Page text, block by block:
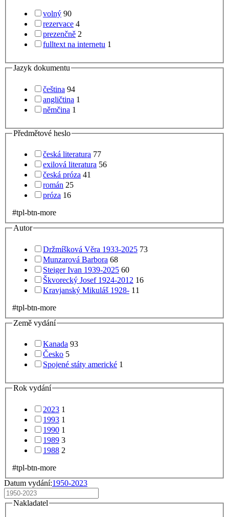
volný 90
rezervace 4
prezenčně 2
fulltext na internetu 1
Jazyk dokumentu
čeština 94
angličtina 1
němčina 1
Předmětové heslo
česká literatura 77
exilová literatura 56
česká próza 41
román 25
próza 16
#tpl-btn-more
Autor
Držmíšková Věra 1933-2025 73
Munzarová Barbora 68
Steiger Ivan 1939-2025 60
Škvorecký Josef 1924-2012 16
Kravjanský Mikuláš 1928- 11
#tpl-btn-more
Země vydání
Kanada 93
Česko 5
Spojené státy americké 1
Rok vydání
2023 1
1993 1
1990 1
1989 3
1988 2
#tpl-btn-more
Datum vydání:1950-2023
Nakladatel